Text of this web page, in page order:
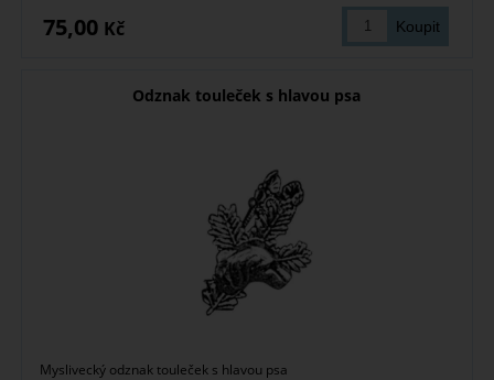
75,00 Kč
Odznak touleček s hlavou psa
Myslivecký odznak touleček s hlavou psa